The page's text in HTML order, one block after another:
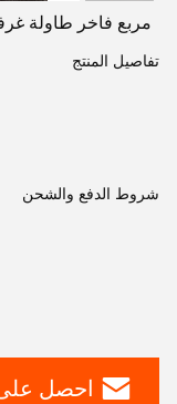
مربع فاخر طاولة غرفة
تفاصيل المنتج
شروط الدفع والشحن
احصل